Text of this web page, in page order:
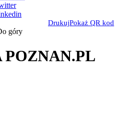
DrukujPokaż QR kod
góry